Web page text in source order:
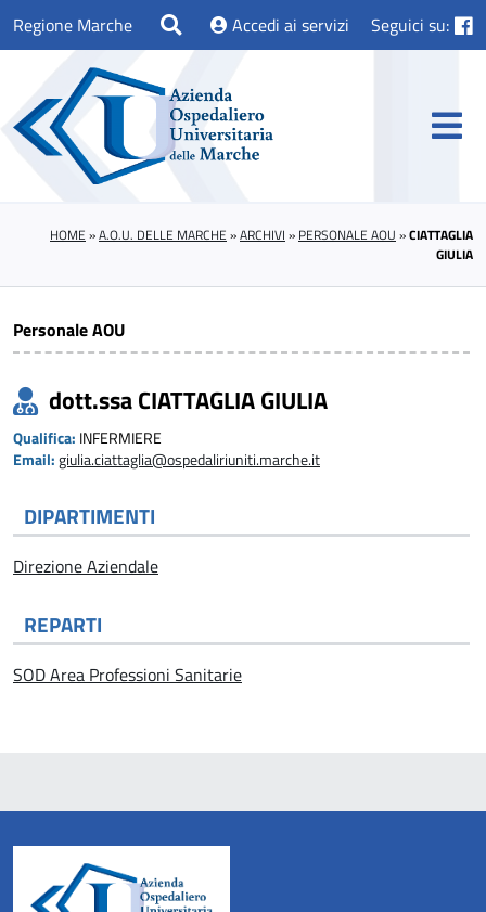
Regione Marche Accedi ai servizi Seguici su:
HOME »A.O.U. DELLE MARCHE »ARCHIVI » PERSONALE AOU »CIATTAGLIA
GIULIA
Personale AOU
dott.ssa CIATTAGLIA GIULIA
Qualifica: INFERMIERE
Email: giulia.ciattaglia@ospedaliriuniti.marche.it
DIPARTIMENTI
Direzione Aziendale
REPARTI
SOD Area Professioni Sanitarie